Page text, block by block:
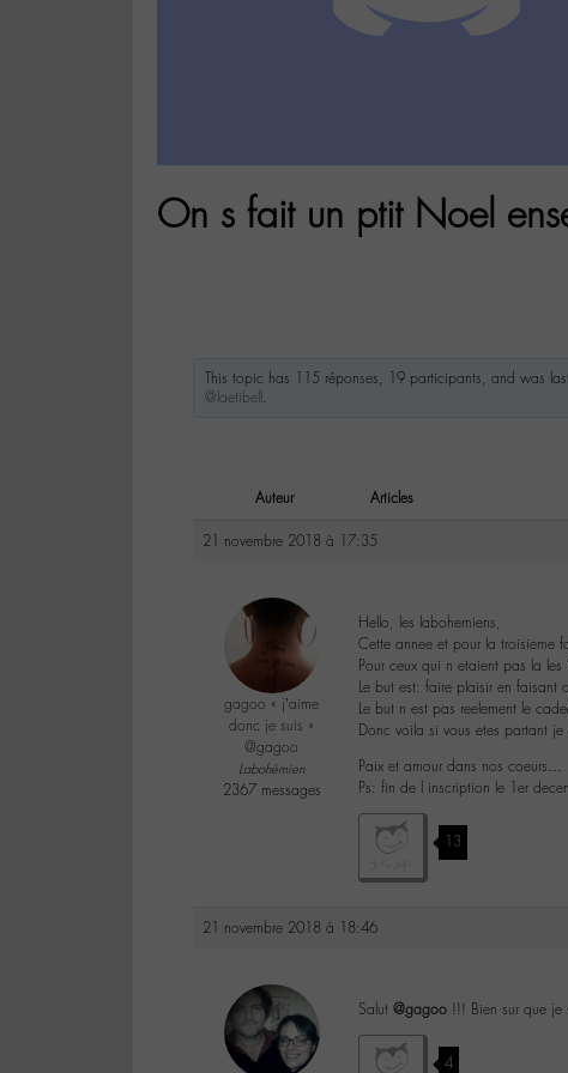
On s fait un ptit Noel
This topic has 115 réponses, 19 participants, and was
@laetibell.
Auteur Articles
21 novembre 2018 à 17:35
gagoo « j’aime
donc je suis »
@gagoo
Labohémien
2367 messages
Hello, les labohemiens,
Cette annee et pour la troisieme
Pour ceux qui n etaient pas la les
Le but est: faire plaisir en faisant
Le but n est pas reelement le
Donc voila si vous etes partant
Paix et amour dans nos coeurs…
Ps: fin de l inscription le 1er
13
21 novembre 2018 à 18:46
Salut @gagoo !!! Bien sur que je
4